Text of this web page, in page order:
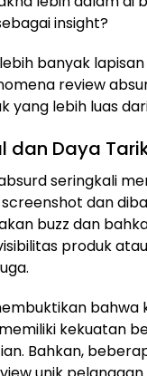
insight?
banyak
review
yang lebih luas
dan Daya
seringkali
dan
buzz dan
produk
bahwa
memiliki kekuatan
Bahkan,